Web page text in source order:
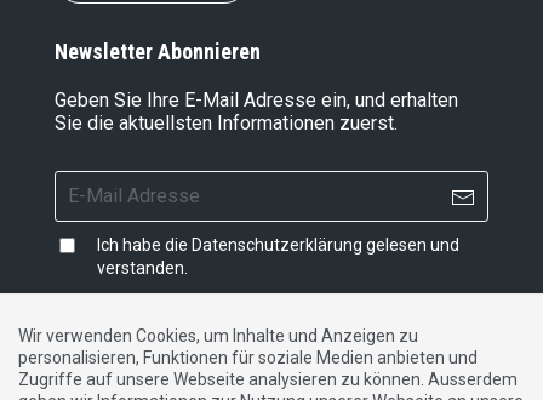
Newsletter Abonnieren
Geben Sie Ihre E-Mail Adresse ein, und erhalten
Sie die aktuellsten Informationen zuerst.
Ich habe die Datenschutzerklärung gelesen und
verstanden.
Impressum|Datenschutzerklärung|Kontakt
Wir verwenden Cookies, um Inhalte und Anzeigen zu
personalisieren, Funktionen für soziale Medien anbieten und
Zugriffe auf unsere Webseite analysieren zu können. Ausserdem